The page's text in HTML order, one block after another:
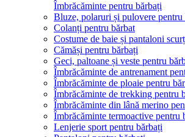
Îmbrăcăminte pentru bărbați
Bluze, polaruri și pulovere pentru
Colanți pentru bărbat
Costume de baie și pantaloni
Cămăși pentru bărbați
Geci, paltoane și veste pentru
Îmbrăcăminte de antrenament
Îmbrăcăminte de ploaie pentru
Îmbrăcăminte de trekking pentru
Îmbrăcăminte din lână merino
Îmbrăcăminte termoactive pentru
Lenjerie sport pentru bărbați